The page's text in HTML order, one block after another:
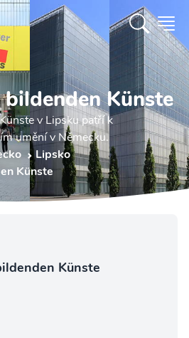
Künste
v Lipsku patří k
umění v Německu.
Lipsko
Künste
Künste